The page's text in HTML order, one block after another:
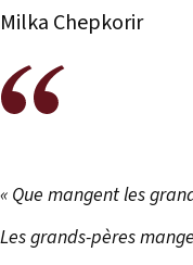
Procédures juridiques
Déclarations
Milka Chepkorir
« Que mangent les
Les grands-pères